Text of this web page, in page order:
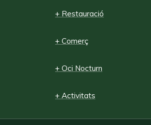
+ Restauració
+ Comerç
+ Oci Nocturn
+ Activitats